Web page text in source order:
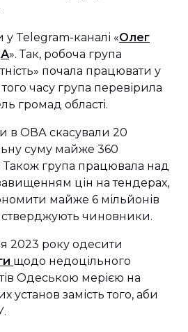
Telegram-каналі «Олег
». Так, робоча група
почала працювати у
часу група перевірила
громад області.
в ОВА скасували 20
суму майже 360
Також група працювала над
цін на тендерах,
майже 6 мільйонів
чиновники.
2023 року одесити
щодо недоцільного
Одеською мерією на
установ замість того, аби